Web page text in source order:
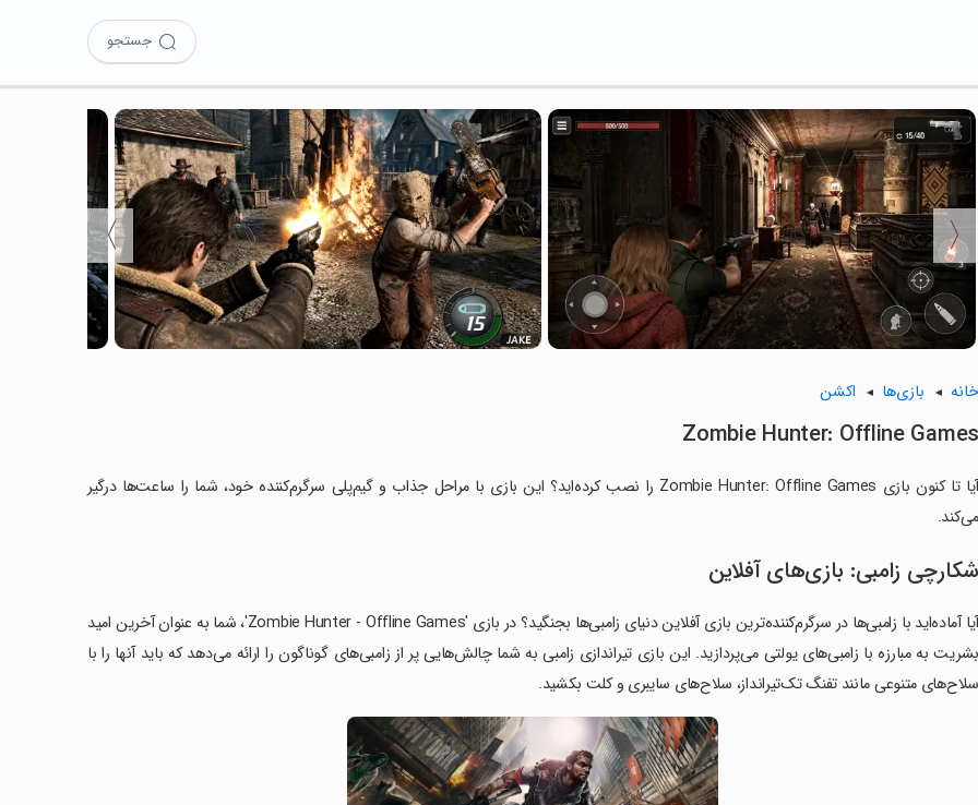
جستجو
〈
〉
خانه بازی‌ها اکشن
Zombie Hunter: Offline Games
آیا تا کنون بازی Zombie Hunter: Offline Games را نصب کرده‌اید؟ این بازی با مراحل جذاب و گیم‌پلی سرگرم‌کننده خود، شما را ساعت‌ها درگیر
می‌کند.
شکارچی زامبی: بازی‌های آفلاین
آیا آماده‌اید با زامبی‌ها در سرگرم‌کننده‌ترین بازی آفلاین دنیای زامبی‌ها بجنگید؟ در بازی 'Zombie Hunter - Offline Games'، شما به عنوان آخرین امید
بشریت به مبارزه با زامبی‌های یولتی می‌پردازید. این بازی تیراندازی زامبی به شما چالش‌هایی پر از زامبی‌های گوناگون را ارائه می‌دهد که باید آنها را با
سلاح‌های متنوعی مانند تفنگ تک‌تیرانداز، سلاح‌های سایبری و کلت بکشید.